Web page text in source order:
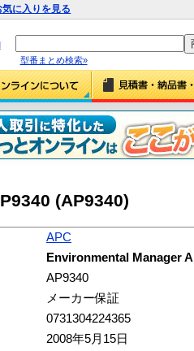
気に入りを見る
型番まとめ検索»
(AP9340)
APC
Environmental Manager
AP9340
メーカー保証
0731304224365
2008年5月15日